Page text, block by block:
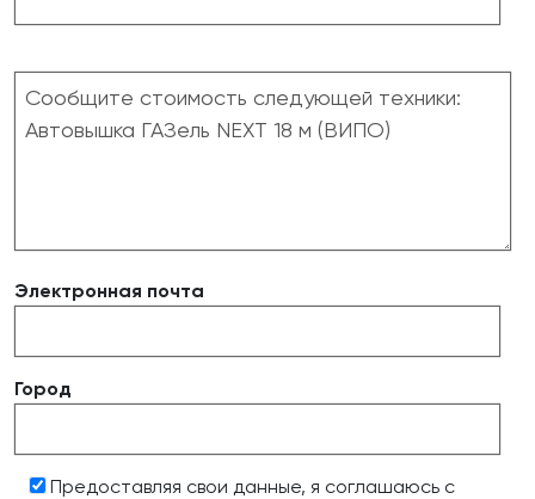
Электронная почта
Город
Предоставляя свои данные, я соглашаюсь с